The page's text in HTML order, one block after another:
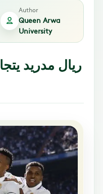
Author
Queen Arwa
University
ريال مدريد